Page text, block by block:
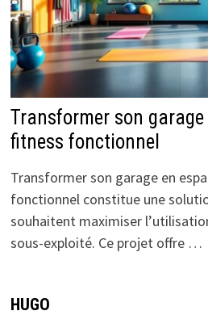
Transformer son garage
fitness fonctionnel
Transformer son garage en
fonctionnel constitue une
souhaitent maximiser
sous-exploité. Ce projet offre …
HUGO